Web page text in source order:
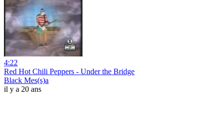
4:22
Red Hot Chili Peppers - Under the Bridge
Black Mes(s)a
il y a 20 ans